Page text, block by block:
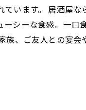
います。 居酒屋
シーな食感。一
、ご友人との宴